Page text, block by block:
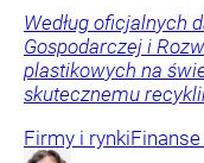
Według oficjalnych
Gospodarczej i
plastikowych na
skutecznemu
Firmy i rynki